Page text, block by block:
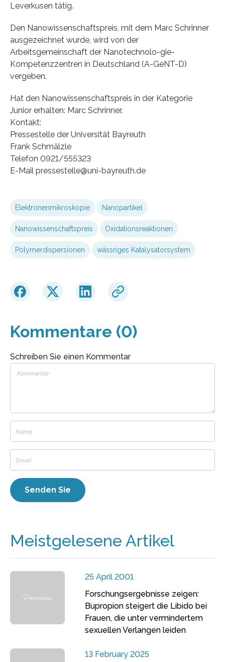
Leverkusen tätig.
Den Nanowissenschaftspreis, mit dem Marc Schrinner
ausgezeichnet wurde, wird von der
Arbeitsgemeinschaft der Nanotechnolo-gie-
Kompetenzzentren in Deutschland (A-GeNT-D)
vergeben.
Hat den Nanowissenschaftspreis in der Kategorie
Junior erhalten: Marc Schrinner.
Kontakt:
Pressestelle der Universität Bayreuth
Frank Schmälzle
Telefon 0921/555323
E-Mail pressestelle@uni-bayreuth.de
Elektronenmikroskopie Nanopartikel
Nanowissenschaftspreis Oxidationsreaktionen
Polymerdispersionen wässriges Katalysatorsystem
Kommentare (0)
Schreiben Sie einen Kommentar
Meistgelesene Artikel
25 April 2001
Forschungsergebnisse zeigen:
Bupropion steigert die Libido bei
Frauen, die unter vermindertem
sexuellen Verlangen leiden
13 February 2025